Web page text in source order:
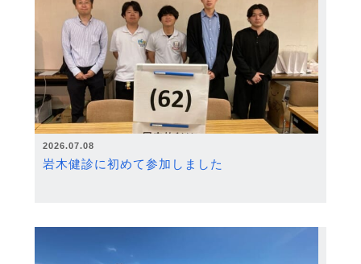
2026.07.08
岩木健診に初めて参加しました